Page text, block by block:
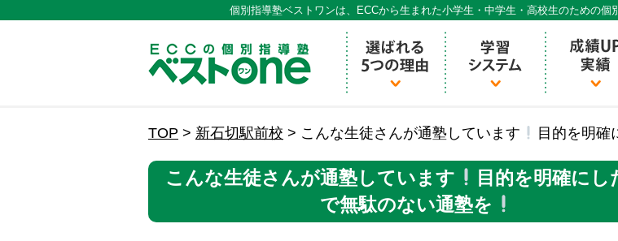
個別指導塾ベストワンは、ECCから生まれた小学生・中学生・高校生のための
ECCの個別指導ECCベストワン
TOP > 新石切駅前校 > こんな生徒さんが通塾しています 目的を明確
こんな生徒さんが通塾しています
目的を明確にし
で無駄のない通塾を